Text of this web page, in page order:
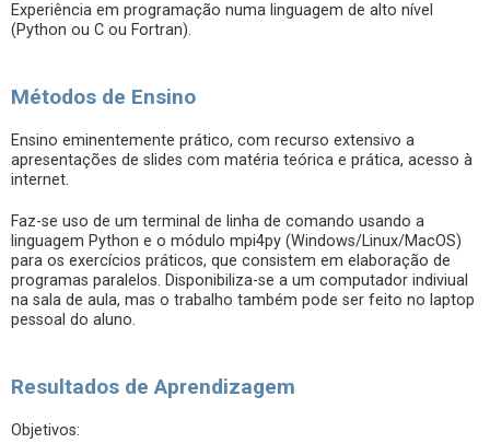
Experiência em programação numa linguagem de alto nível
(Python ou C ou Fortran).
Métodos de Ensino
Ensino eminentemente prático, com recurso extensivo a
apresentações de slides com matéria teórica e prática, acesso à
internet.
Faz-se uso de um terminal de linha de comando usando a
linguagem Python e o módulo mpi4py (Windows/Linux/MacOS)
para os exercícios práticos, que consistem em elaboração de
programas paralelos. Disponibiliza-se a um computador indiviual
na sala de aula, mas o trabalho também pode ser feito no laptop
pessoal do aluno.
Resultados de Aprendizagem
Objetivos: